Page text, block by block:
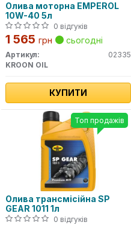
Олива моторна EMPEROL
10W-40 5л
0 відгуків
1 565 грн сьогодні
Артикул:
02335
KROON OIL
КУПИТИ
Олива трансмісійна SP
GEAR 1011 1л
0 відгуків
Топ продажів